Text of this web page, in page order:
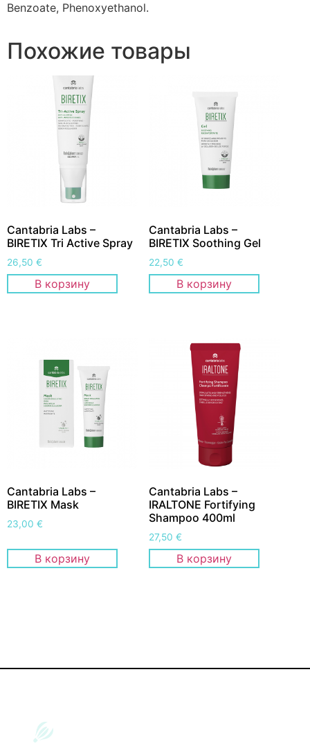
Benzoate, Phenoxyethanol.
Похожие товары
Cantabria Labs –
BIRETIX Tri Active Spray
26,50 €
В корзину
Cantabria Labs –
BIRETIX Soothing Gel
22,50€
В корзину
Cantabria Labs –
BIRETIX Mask
23,00 €
В корзину
Cantabria Labs –
IRALTONE Fortifying
Shampoo 400ml
27,50€
В корзину